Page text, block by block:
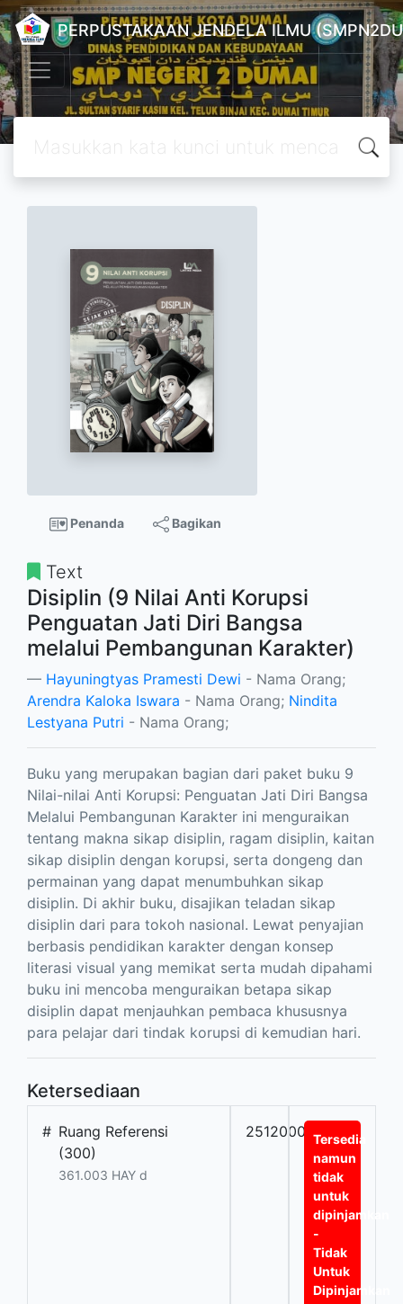
PERPUSTAKAAN JENDELA ILMU
Penanda Bagikan
Text
Disiplin (9 Nilai Anti Korupsi
Penguatan Jati Diri Bangsa
melalui Pembangunan Karakter)
Hayuningtyas Pramesti Dewi - Nama Orang;
Arendra Kaloka Iswara - Nama Orang; Nindita
Lestyana Putri - Nama Orang;
Buku yang merupakan bagian dari paket buku 9
Nilai-nilai Anti Korupsi: Penguatan Jati Diri Bangsa
Melalui Pembangunan Karakter ini menguraikan
tentang makna sikap disiplin, ragam disiplin, kaitan
sikap disiplin dengan korupsi, serta dongeng dan
permainan yang dapat menumbuhkan sikap
disiplin. Di akhir buku, disajikan teladan sikap
disiplin dari para tokoh nasional. Lewat penyajian
berbasis pendidikan karakter dengan konsep
literasi visual yang memikat serta mudah dipahami
buku ini mencoba menguraikan betapa sikap
disiplin dapat menjauhkan pembaca khususnya
para pelajar dari tindak korupsi di kemudian hari.
Ketersediaan
# Ruang Referensi
(300)
361.003 HAY d
25120009Tersedia
namun
tidak
untuk
dipinjamkan
-
Tidak
Untuk
Dipinjamkan